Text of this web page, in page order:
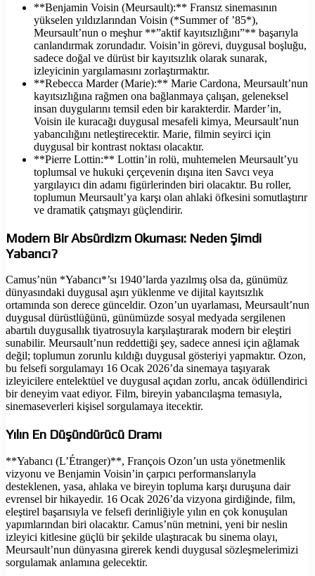
**Benjamin Voisin (Meursault):** Fransız sinemasının
yükselen yıldızlarından Voisin (*Summer of ’85*),
Meursault’nun o meşhur **”aktif kayıtsızlığını”** başarıyla
canlandırmak zorundadır. Voisin’in görevi, duygusal boşluğu,
sadece doğal ve dürüst bir kayıtsızlık olarak sunarak,
izleyicinin yargılamasını zorlaştırmaktır.
**Rebecca Marder (Marie):** Marie Cardona, Meursault’nun
kayıtsızlığına rağmen ona bağlanmaya çalışan, geleneksel
insan duygularını temsil eden bir karakterdir. Marder’in,
Voisin ile kuracağı duygusal mesafeli kimya, Meursault’nun
yabancılığını netleştirecektir. Marie, filmin seyirci için
duygusal bir kontrast noktası olacaktır.
**Pierre Lottin:** Lottin’in rolü, muhtemelen Meursault’yu
toplumsal ve hukuki çerçevenin dışına iten Savcı veya
yargılayıcı din adamı figürlerinden biri olacaktır. Bu roller,
toplumun Meursault’ya karşı olan ahlaki öfkesini somutlaştırır
ve dramatik çatışmayı güçlendirir.
Modern Bir Absürdizm Okuması: Neden Şimdi
Yabancı?
Camus’nün *Yabancı*’sı 1940’larda yazılmış olsa da, günümüz
dünyasındaki duygusal aşırı yüklenme ve dijital kayıtsızlık
ortamında son derece günceldir. Ozon’un uyarlaması, Meursault’nun
duygusal dürüstlüğünü, günümüzde sosyal medyada sergilenen
abartılı duygusallık tiyatrosuyla karşılaştırarak modern bir eleştiri
sunabilir. Meursault’nun reddettiği şey, sadece annesi için ağlamak
değil; toplumun zorunlu kıldığı duygusal gösteriyi yapmaktır. Ozon,
bu felsefi sorgulamayı 16 Ocak 2026’da sinemaya taşıyarak
izleyicilere entelektüel ve duygusal açıdan zorlu, ancak ödüllendirici
bir deneyim vaat ediyor. Film, bireyin yabancılaşma temasıyla,
sinemaseverleri kişisel sorgulamaya itecektir.
Yılın En Düşündürücü Dramı
**Yabancı (L’Étranger)**, François Ozon’un usta yönetmenlik
vizyonu ve Benjamin Voisin’in çarpıcı performanslarıyla
desteklenen, yasa, ahlaka ve bireyin topluma karşı duruşuna dair
evrensel bir hikayedir. 16 Ocak 2026’da vizyona girdiğinde, film,
eleştirel başarısıyla ve felsefi derinliğiyle yılın en çok konuşulan
yapımlarından biri olacaktır. Camus’nün metnini, yeni bir neslin
izleyici kitlesine güçlü bir şekilde ulaştıracak bu sinema olayı,
Meursault’nun dünyasına girerek kendi duygusal sözleşmelerimizi
sorgulamak anlamına gelecektir.